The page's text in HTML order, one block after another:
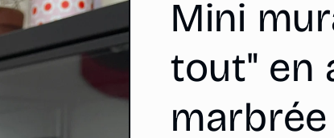
Mini
tout" en